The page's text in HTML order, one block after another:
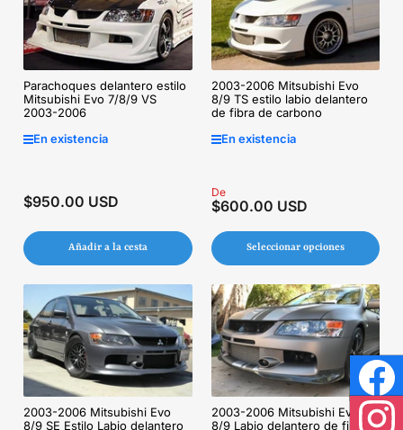
Parachoques delantero estilo
Mitsubishi Evo 7/8/9 VS
2003-2006
En existencia
Precio
$950.00 USD
Añadir a la cesta
2003-2006 Mitsubishi Evo
8/9 TS estilo labio delantero
de fibra de carbono
En existencia
Precio
regular
De
$600.00 USD
Seleccionar opciones
2003-2006 Mitsubishi Evo
8/9 SE Estilo Labio delantero
2003-2006 Mitsubishi Evo
8/9 Labio delantero de fibra